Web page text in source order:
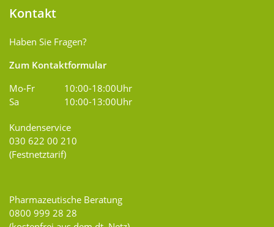
Kontakt
Haben Sie Fragen?
Zum Kontaktformular
Mo-Fr
10:00-18:00Uhr
Sa
10:00-13:00Uhr
Kundenservice
030 622 00 210
(Festnetztarif)
Pharmazeutische Beratung
0800 999 28 28